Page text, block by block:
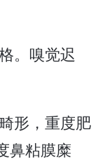
。嗅觉迟
形，重度肥
鼻粘膜糜